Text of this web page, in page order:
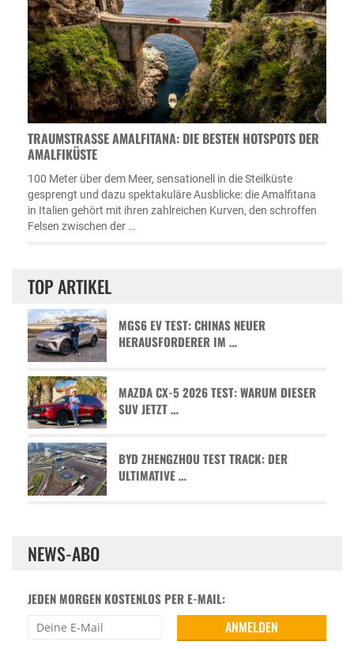
TRAUMSTRASSE AMALFITANA: DIE BESTEN HOTSPOTS DER A
MALFIKÜSTE
100 Meter über dem Meer, sensationell in die Steilküste
gesprengt und dazu spektakuläre Ausblicke: die Amalfitana
in Italien gehört mit ihren zahlreichen Kurven, den schroffen
Felsen zwischen der …
TOP ARTIKEL
MGS6 EV TEST: CHINAS NEUER
HERAUSFORDERER IM …
MAZDA CX-5 2026 TEST: WARUM DIESER
SUV JETZT …
BYD ZHENGZHOU TEST TRACK: DER
ULTIMATIVE …
NEWS-ABO
JEDEN MORGEN KOSTENLOS PER E-MAIL: